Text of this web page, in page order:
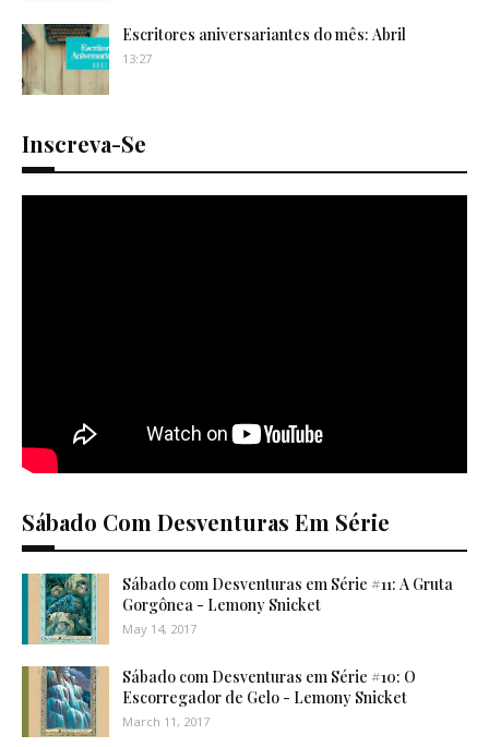
Escritores aniversariantes do mês: Abril
13:27
Inscreva-Se
Sábado Com Desventuras Em Série
Sábado com Desventuras em Série #11: A Gruta
Gorgônea - Lemony Snicket
May 14, 2017
Sábado com Desventuras em Série #10: O
Escorregador de Gelo - Lemony Snicket
March 11, 2017